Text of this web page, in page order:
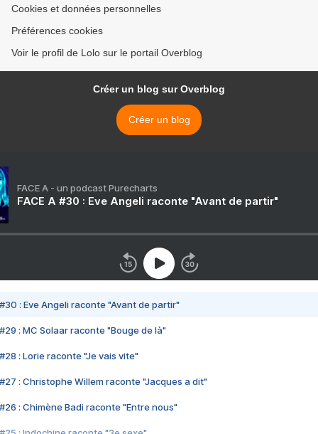
Cookies et données personnelles
Préférences cookies
Voir le profil de Lolo sur le portail Overblog
Créer un blog sur Overblog
Créer un blog
FACE A - un podcast Purecharts
FACE A #30 : Eve Angeli raconte "Avant de partir"
#30 : Eve Angeli raconte "Avant de partir"
#29 : MC Solaar raconte "Bouge de là"
#28 : Lorie raconte "Je vais vite"
#27 : Christophe Willem raconte "Jacques a dit"
#26 : Chimène Badi raconte "Entre nous"